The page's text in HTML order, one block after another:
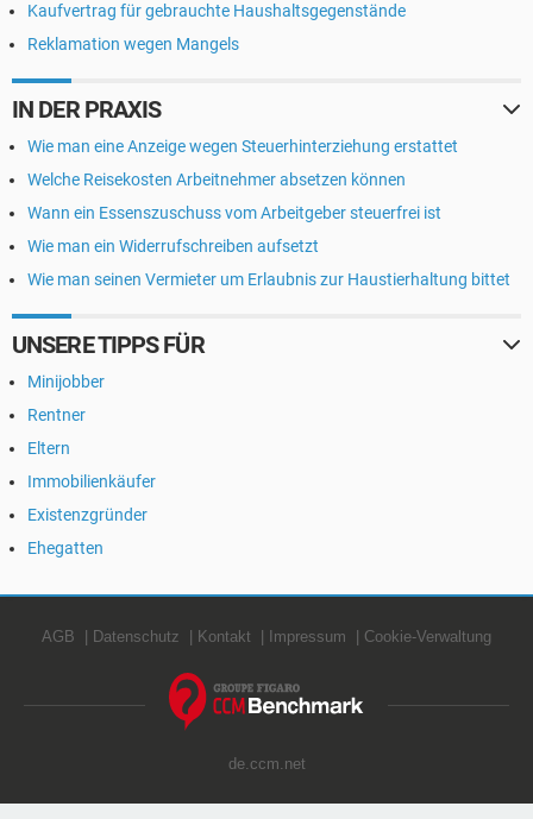
Kaufvertrag für gebrauchte Haushaltsgegenstände
Reklamation wegen Mangels
IN DER PRAXIS
Wie man eine Anzeige wegen Steuerhinterziehung erstattet
Welche Reisekosten Arbeitnehmer absetzen können
Wann ein Essenszuschuss vom Arbeitgeber steuerfrei ist
Wie man ein Widerrufschreiben aufsetzt
Wie man seinen Vermieter um Erlaubnis zur Haustierhaltung bittet
UNSERE TIPPS FÜR
Minijobber
Rentner
Eltern
Immobilienkäufer
Existenzgründer
Ehegatten
AGB Datenschutz Kontakt Impressum Cookie-Verwaltung
de.ccm.net